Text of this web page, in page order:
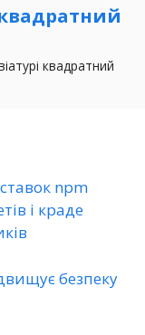
npm
і краде
безпеку